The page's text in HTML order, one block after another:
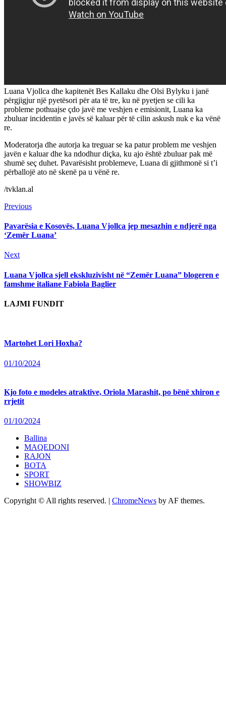
Luana Vjollca dhe kapitenët Bes Kallaku dhe Olsi Bylyku i janë
përgjigjur një pyetësori për ata të tre, ku në pyetjen se cili ka
probleme pothuajse çdo javë me veshjen e emisionit, Luana ka
zbuluar incidentin e javës së kaluar për të cilin askush nuk e ka vënë
re.
Moderatorja dhe autorja ka treguar se ka patur problem me veshjen
javën e kaluar dhe ka ndodhur diçka, ku ajo është zbuluar pak më
shumë seç duhet. Pavarësisht problemeve, Luana di gjithmonë si t’i
përballojë ato në skenë pa u vënë re.
/tvklan.al
Continue
Reading
PreviousPrevious
Pavarësia e Kosovës, Luana Vjollca jep mesazhin e ndjerë nga
‘Zemër Luana’
NextNext
Luana Vjollca sjell ekskluzivisht në “Zemër Luana” blogeren e
famshme italiane Fabiola Baglier
LAJMI FUNDIT
Martohet Lori Hoxha?
01/10/2024
Kjo foto e modeles atraktive, Oriola Marashit, po bënë xhiron e
rrjetit
01/10/2024
Ballina
MAQEDONI
RAJON
BOTA
SPORT
SHOWBIZ
Copyright © All rights reserved. | ChromeNews by AF themes.